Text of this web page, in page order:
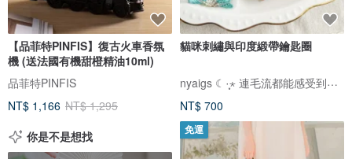
【品菲特PINFIS】復古火車香氛
機 (送法國有機甜橙精油10ml)
品菲特PINFIS
NT$ 1,166 NT$ 1,295
貓咪刺繡與印度緞帶鑰匙圈
nyaigs ☾·̩͙⋆ 連毛流都能感受到的貓咪刺繡
NT$ 700
你是不是想找
免運